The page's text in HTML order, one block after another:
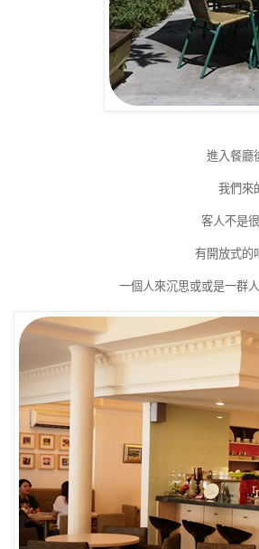
進入餐廳
我們來
客人不是
有開放式的
一個人來沉思或或是一群